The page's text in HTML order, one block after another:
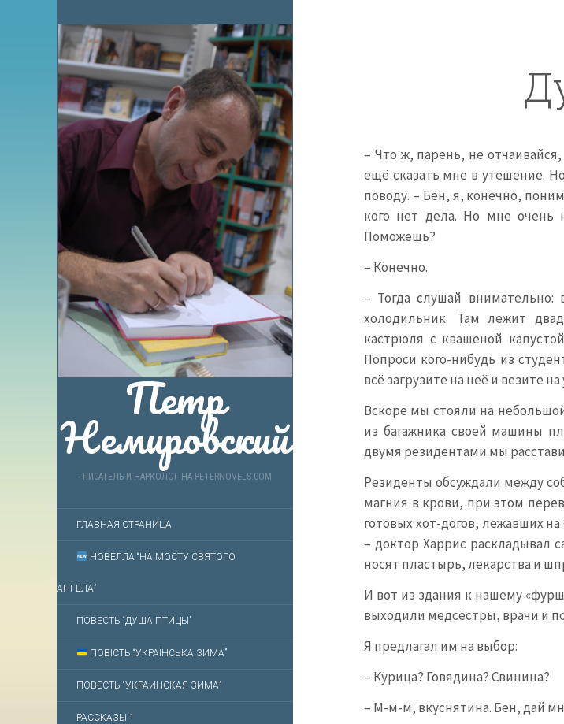
Петр
Немировский
- ПИСАТЕЛЬ И НАРКОЛОГ НА PETERNOVELS.COM
ГЛАВНАЯ СТРАНИЦА
НОВЕЛЛА “НА МОСТУ СВЯТОГО
АНГЕЛА”
ПОВЕСТЬ “ДУША ПТИЦЫ”
ПОВІСТЬ “УКРАЇНСЬКА ЗИМА”
ПОВЕСТЬ “УКРАИНСКАЯ ЗИМА”
РАССКАЗЫ 1
– Что ж, парень, не
ещё сказать мне в утешение.
поводу. – Бен, я, конечно,
кого нет дела. Но мне очень
Поможешь?
– Конечно.
– Тогда слушай
холодильник. Там лежит
кастрюля с квашеной
Попроси кого-нибудь из
всё загрузите на неё и везите
Вскоре мы стояли на
из багажника своей машины
двумя резидентами мы
Резиденты обсуждали между
магния в крови, при этом
готовых хот-догов, лежавших
– доктор Харрис раскладывал
носят пластырь, лекарства и
И вот из здания к нашему
выходили медсёстры, врачи и
Я предлагал им на выбор:
– Курица? Говядина? Свинина?
– М-м-м, вкуснятина. Бен, дай